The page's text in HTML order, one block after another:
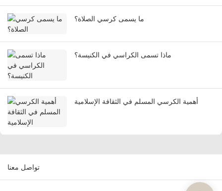
ما يسمى كرسي الصلاة؟
ماذا تسمى الكراسي في الكنيسة؟
أهمية الكرسي المسلم في الثقافة الإسلامية
تواصل معنا